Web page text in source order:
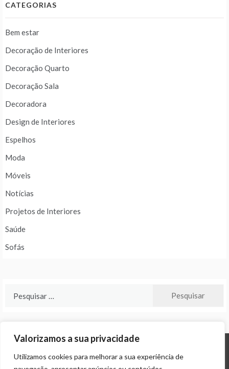
Valorizamos a sua privacidade
Utilizamos cookies para melhorar a sua experiência de
CATEGORIAS
Bem estar
Decoração de Interiores
Decoração Quarto
Decoração Sala
Decoradora
Design de Interiores
Espelhos
Moda
Móveis
Notícias
Projetos de Interiores
Saúde
Sofás
© ALL RIGHTS RESERVED 2024 THEME: PROMOS BYTEMPLATE SELL